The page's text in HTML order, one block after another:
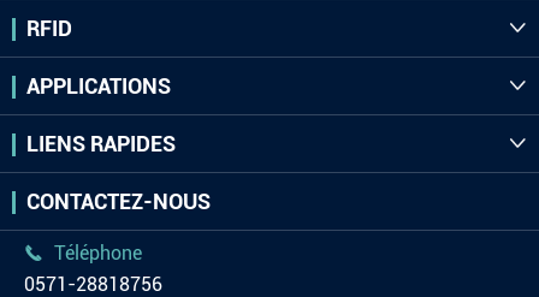
RFID 
APPLICATIONS 
LIENS RAPIDES 
CONTACTEZ-NOUS

Téléphone
0571-28818756